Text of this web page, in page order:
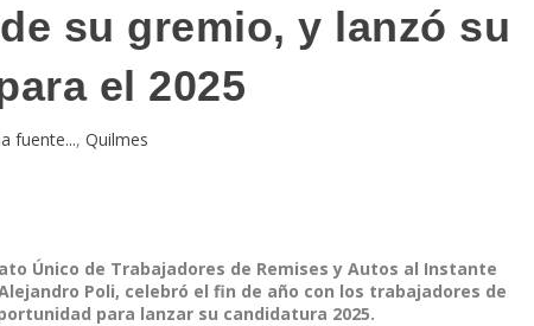
su gremio, y lanzó su
el 2025
fuente..., Quilmes
Único de Trabajadores de Remises y Autos al Instante
Poli, celebró el fin de año con los trabajadores de
para lanzar su candidatura 2025.